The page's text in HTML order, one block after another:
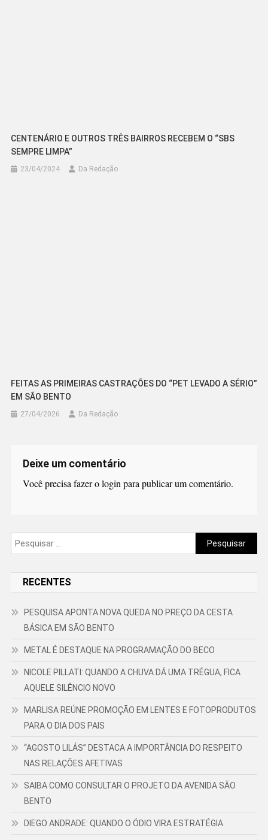
CENTENÁRIO E OUTROS TRÊS BAIRROS RECEBEM O “SBS
SEMPRE LIMPA”
23/04/2024 Da Redação
FEITAS AS PRIMEIRAS CASTRAÇÕES DO “PET LEVADO A SÉRIO”
EM SÃO BENTO
27/04/2026 Da Redação
Deixe um comentário
Você precisa fazer ologin para publicar um comentário.
Pesquisar
por:
RECENTES
PESQUISA APONTA NOVA QUEDA NO PREÇO DA CESTA
BÁSICA EM SÃO BENTO
METAL É DESTAQUE NA PROGRAMAÇÃO DO BECO
NICOLE PILLATI: QUANDO A CHUVA DÁ UMA TRÉGUA, FICA
AQUELE SILÊNCIO NOVO
MARLISA REÚNE PROMOÇÃO EM LENTES E FOTOPRODUTOS
PARA O DIA DOS PAIS
“AGOSTO LILÁS” DESTACA A IMPORTÂNCIA DO RESPEITO
NAS RELAÇÕES AFETIVAS
SAIBA COMO CONSULTAR O PROJETO DA AVENIDA SÃO
BENTO
DIEGO ANDRADE: QUANDO O ÓDIO VIRA ESTRATÉGIA